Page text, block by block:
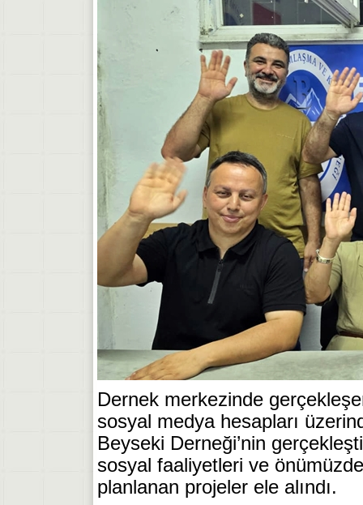
Dernek merkezinde
sosyal medya hesapları
Beyseki Derneği’nin
sosyal faaliyetleri ve
planlanan projeler ele alındı.